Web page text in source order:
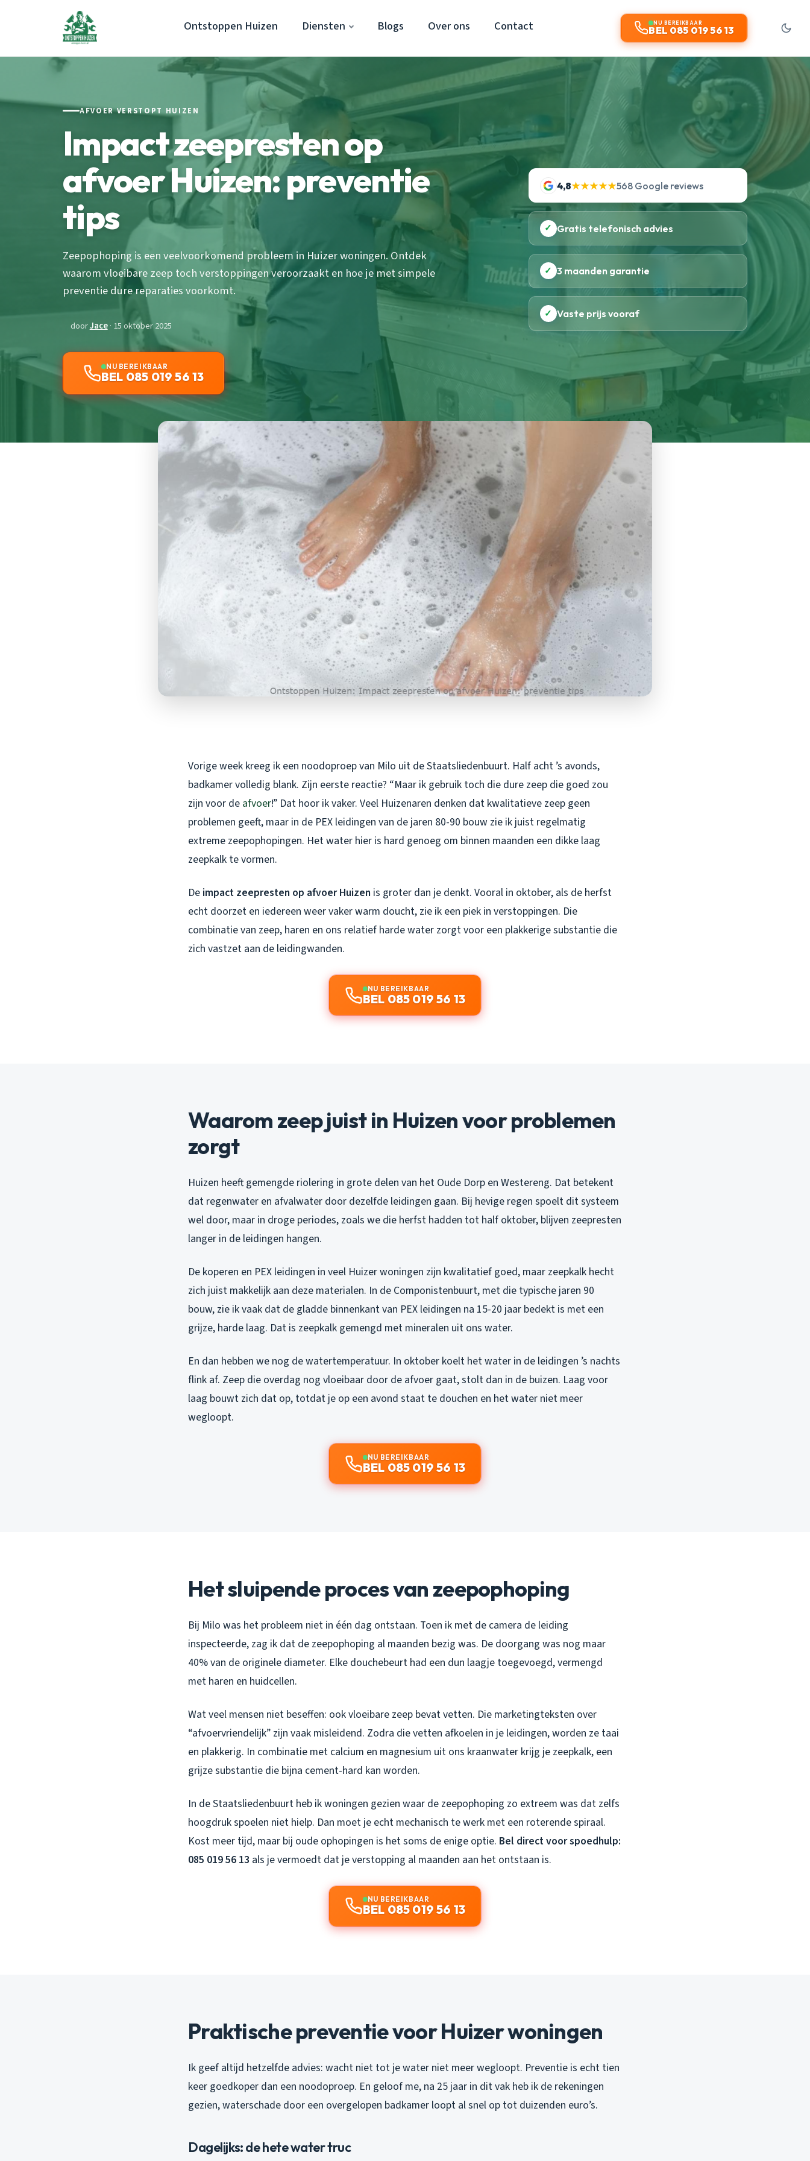
Ontstoppen Huizen Diensten Blogs Over ons Contact NU BEREIKBAAR
BEL 085 019 56 13
AFVOER VERSTOPT HUIZEN
Impact zeepresten op
afvoer Huizen: preventie
tips
Zeepophoping is een veelvoorkomend probleem in Huizer woningen. Ontdek
waarom vloeibare zeep toch verstoppingen veroorzaakt en hoe je met simpele
preventie dure reparaties voorkomt.
doorJace· 15 oktober 2025
NU BEREIKBAAR
BEL 085 019 56 13
4,8★★★★★568 Google reviews
✓ Gratis telefonisch advies
✓ 3 maanden garantie
✓ Vaste prijs vooraf
Vorige week kreeg ik een noodoproep van Milo uit de Staatsliedenbuurt. Half acht ’s avonds,
badkamer volledig blank. Zijn eerste reactie? “Maar ik gebruik toch die dure zeep die goed zou
zijn voor de afvoer!” Dat hoor ik vaker. Veel Huizenaren denken dat kwalitatieve zeep geen
problemen geeft, maar in de PEX leidingen van de jaren 80-90 bouw zie ik juist regelmatig
extreme zeepophopingen. Het water hier is hard genoeg om binnen maanden een dikke laag
zeepkalk te vormen.
De impact zeepresten op afvoer Huizen is groter dan je denkt. Vooral in oktober, als de herfst
echt doorzet en iedereen weer vaker warm doucht, zie ik een piek in verstoppingen. Die
combinatie van zeep, haren en ons relatief harde water zorgt voor een plakkerige substantie die
zich vastzet aan de leidingwanden.
NU BEREIKBAAR
BEL 085 019 56 13
Waarom zeep juist in Huizen voor problemen
zorgt
Huizen heeft gemengde riolering in grote delen van het Oude Dorp en Westereng. Dat betekent
dat regenwater en afvalwater door dezelfde leidingen gaan. Bij hevige regen spoelt dit systeem
wel door, maar in droge periodes, zoals we die herfst hadden tot half oktober, blijven zeepresten
langer in de leidingen hangen.
De koperen en PEX leidingen in veel Huizer woningen zijn kwalitatief goed, maar zeepkalk hecht
zich juist makkelijk aan deze materialen. In de Componistenbuurt, met die typische jaren 90
bouw, zie ik vaak dat de gladde binnenkant van PEX leidingen na 15-20 jaar bedekt is met een
grijze, harde laag. Dat is zeepkalk gemengd met mineralen uit ons water.
En dan hebben we nog de watertemperatuur. In oktober koelt het water in de leidingen ’s nachts
flink af. Zeep die overdag nog vloeibaar door de afvoer gaat, stolt dan in de buizen. Laag voor
laag bouwt zich dat op, totdat je op een avond staat te douchen en het water niet meer
wegloopt.
NU BEREIKBAAR
BEL 085 019 56 13
Het sluipende proces van zeepophoping
Bij Milo was het probleem niet in één dag ontstaan. Toen ik met de camera de leiding
inspecteerde, zag ik dat de zeepophoping al maanden bezig was. De doorgang was nog maar
40% van de originele diameter. Elke douchebeurt had een dun laagje toegevoegd, vermengd
met haren en huidcellen.
Wat veel mensen niet beseffen: ook vloeibare zeep bevat vetten. Die marketingteksten over
“afvoervriendelijk” zijn vaak misleidend. Zodra die vetten afkoelen in je leidingen, worden ze taai
en plakkerig. In combinatie met calcium en magnesium uit ons kraanwater krijg je zeepkalk, een
grijze substantie die bijna cement-hard kan worden.
In de Staatsliedenbuurt heb ik woningen gezien waar de zeepophoping zo extreem was dat zelfs
hoogdruk spoelen niet hielp. Dan moet je echt mechanisch te werk met een roterende spiraal.
Kost meer tijd, maar bij oude ophopingen is het soms de enige optie. Bel direct voor spoedhulp:
085 019 56 13 als je vermoedt dat je verstopping al maanden aan het ontstaan is.
NU BEREIKBAAR
BEL 085 019 56 13
Praktische preventie voor Huizer woningen
Ik geef altijd hetzelfde advies: wacht niet tot je water niet meer wegloopt. Preventie is echt tien
keer goedkoper dan een noodoproep. En geloof me, na 25 jaar in dit vak heb ik de rekeningen
gezien, waterschade door een overgelopen badkamer loopt al snel op tot duizenden euro’s.
Dagelijks: de hete water truc